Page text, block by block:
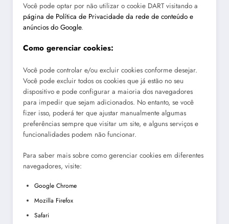
Você pode optar por não utilizar o cookie DART visitando a
página de Política de Privacidade da rede de conteúdo e
anúncios do Google.
Como gerenciar cookies:
Você pode controlar e/ou excluir cookies conforme desejar.
Você pode excluir todos os cookies que já estão no seu
dispositivo e pode configurar a maioria dos navegadores
para impedir que sejam adicionados. No entanto, se você
fizer isso, poderá ter que ajustar manualmente algumas
preferências sempre que visitar um site, e alguns serviços e
funcionalidades podem não funcionar.
Para saber mais sobre como gerenciar cookies em diferentes
navegadores, visite:
Google Chrome
Mozilla Firefox
Safari